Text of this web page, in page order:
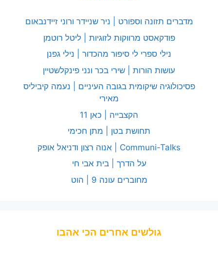
מדברים תזונה וספורט | ניר שניידר ורוני זיידנבאום
פודקאסט מרווקות לזוגיות | ליטל רוטמן
נילי ספרי לי סיפור מהכדור | נילי גפנן
עושות הורות | שירי בכר ונני פינקלשטיין
פסיכולוגיה שיקומית בגובה העיניים | נעמה קיביליס
מאירי
הקצבייה | כאן 11
תחושת בטן | מתן חכימי
Communi-Talks | אנוה רצון ודניאל אופק
על הדרך | בית אבי חי
מחוברים עונה 9 | הוט
גולשים אחרים הכי אהבו